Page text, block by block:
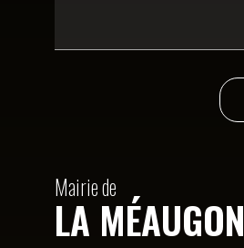
Mairie de
LA MÉAUGON